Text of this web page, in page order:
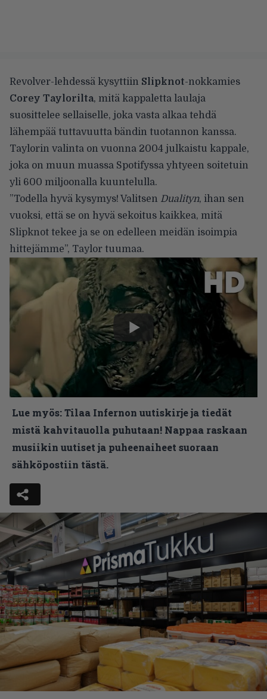
Revolver-lehdessä kysyttiin Slipknot-nokkamies
Corey Taylorilta, mitä kappaletta laulaja
suosittelee sellaiselle, joka vasta alkaa tehdä
lähempää tuttavuutta bändin tuotannon kanssa.
Taylorin valinta on vuonna 2004 julkaistu kappale,
joka on muun muassa Spotifyssa yhtyeen soitetuin
yli 600 miljoonalla kuuntelulla.
”Todella hyvä kysymys! Valitsen Dualityn, ihan sen
vuoksi, että se on hyvä sekoitus kaikkea, mitä
Slipknot tekee ja se on edelleen meidän isoimpia
hittejämme”, Taylor tuumaa.
Lue myös:Tilaa Infernon uutiskirje ja tiedät
mistä kahvitauolla puhutaan! Nappaa raskaan
musiikin uutiset ja puheenaiheet suoraan
sähköpostiin tästä.